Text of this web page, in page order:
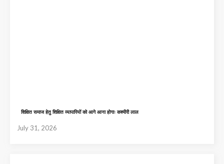
शिक्षित समाज हेतु शिक्षित व्यापारियों को आगे आना होगाः कश्मीरी लाल
July 31, 2026